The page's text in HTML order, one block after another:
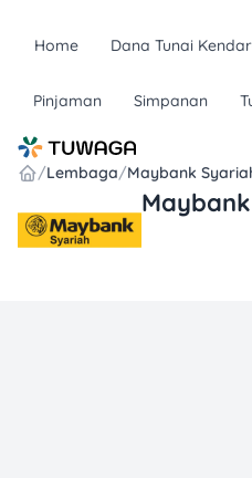
Home Dana Tunai
Pinjaman Simpanan
/Lembaga/Maybank